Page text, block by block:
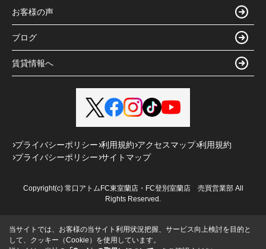
お客様の声
ブログ
賃貸情報へ
プライバシーポリシー 利用規約 アクセスマップ 利用規約
プライバシーポリシー サイトマップ
Copyright(c) 常口アトムFC東室蘭店・FC登別室蘭店 売買営業部 All
Rights Reserved.
当サイトでは、お客様の当サイト利用状況把握、サービス向上検討を目的と
して、クッキー（Cookie）を使用しています。